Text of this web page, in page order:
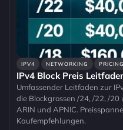
IPV4 NETWORKING PRICING
IPv4 Block Preis
Umfassender Leitfaden zur
die Blockgrossen /24, /22, /20
ARIN und APNIC.
Kaufempfehlungen.